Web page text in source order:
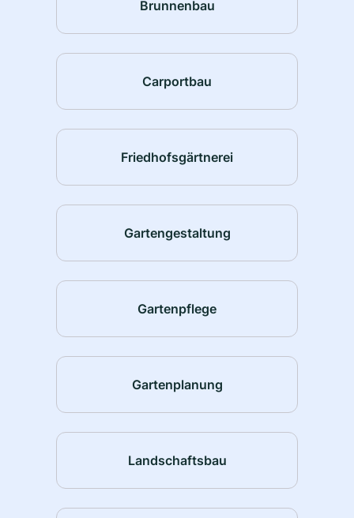
Brunnenbau
Carportbau
Friedhofsgärtnerei
Gartengestaltung
Gartenpflege
Gartenplanung
Landschaftsbau